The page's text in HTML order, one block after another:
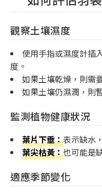
觀察土壤濕度
使用手指或濕度計插
度。
如果土壤乾燥，則需
如果土壤仍濕潤，則
監測植物健康狀況
葉片下垂：表示缺水
葉尖枯黃：也可能是
適應季節變化